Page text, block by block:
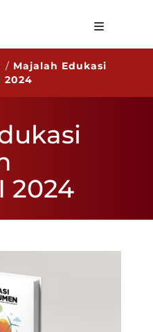
ID
/ Majalah Edukasi
2024
2024